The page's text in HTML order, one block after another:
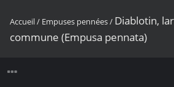
Accueil/ Empuses pennées/ Diablotin,
commune (Empusa pennata)